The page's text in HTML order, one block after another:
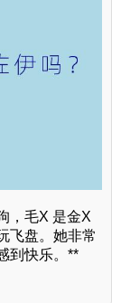
，毛X 是金X
飞盘。她非常
到快乐。**